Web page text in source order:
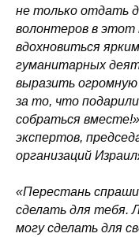
не только отдать
волонтеров в этот
вдохновиться
гуманитарных
выразить
за то, что
собраться
экспертов,
организаций
«Перестань
сделать для тебя.
могу сделать для